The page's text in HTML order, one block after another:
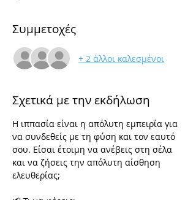
Συμμετοχές
+ 2 άλλοι καλεσμένοι
Σχετικά με την εκδήλωση
Η ιππασία είναι η απόλυτη εμπειρία για
να συνδεθείς με τη φύση και τον εαυτό
σου. Είσαι έτοιμη να ανέβεις στη σέλα
και να ζήσεις την απόλυτη αίσθηση
ελευθερίας;